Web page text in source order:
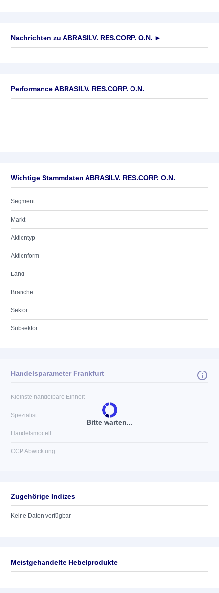
Nachrichten zu ABRASILV. RES.CORP. O.N. ►
Performance ABRASILV. RES.CORP. O.N.
Wichtige Stammdaten ABRASILV. RES.CORP. O.N.
Segment
Markt
Aktientyp
Aktienform
Land
Branche
Sektor
Subsektor
Bitte warten...
Handelsparameter Frankfurt
Kleinste handelbare Einheit
Spezialist
Handelsmodell
CCP Abwicklung
Zugehörige Indizes
Keine Daten verfügbar
Meistgehandelte Hebelprodukte